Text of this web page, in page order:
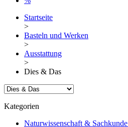
Startseite
>
Basteln und Werken
>
Ausstattung
>
Dies & Das
Kategorien
Naturwissenschaft & Sachkunde